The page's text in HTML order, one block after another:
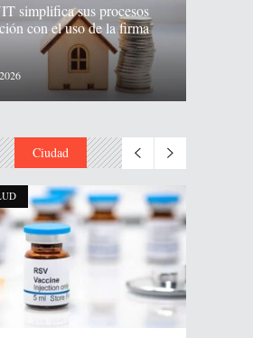
simplifica sus procesos
con el uso de la firma
Ciudad